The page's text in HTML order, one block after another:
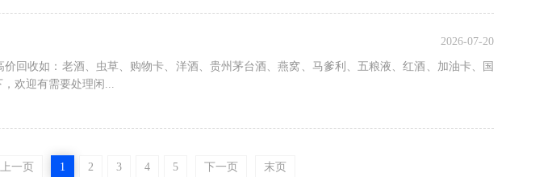
2026-07-20
回收如：老酒、虫草、购物卡、洋酒、贵州茅台酒、燕窝、马爹利、五粮液、红酒、加油卡、国
欢迎有需要处理闲...
上一页 1 2 3 4 5 下一页 末页